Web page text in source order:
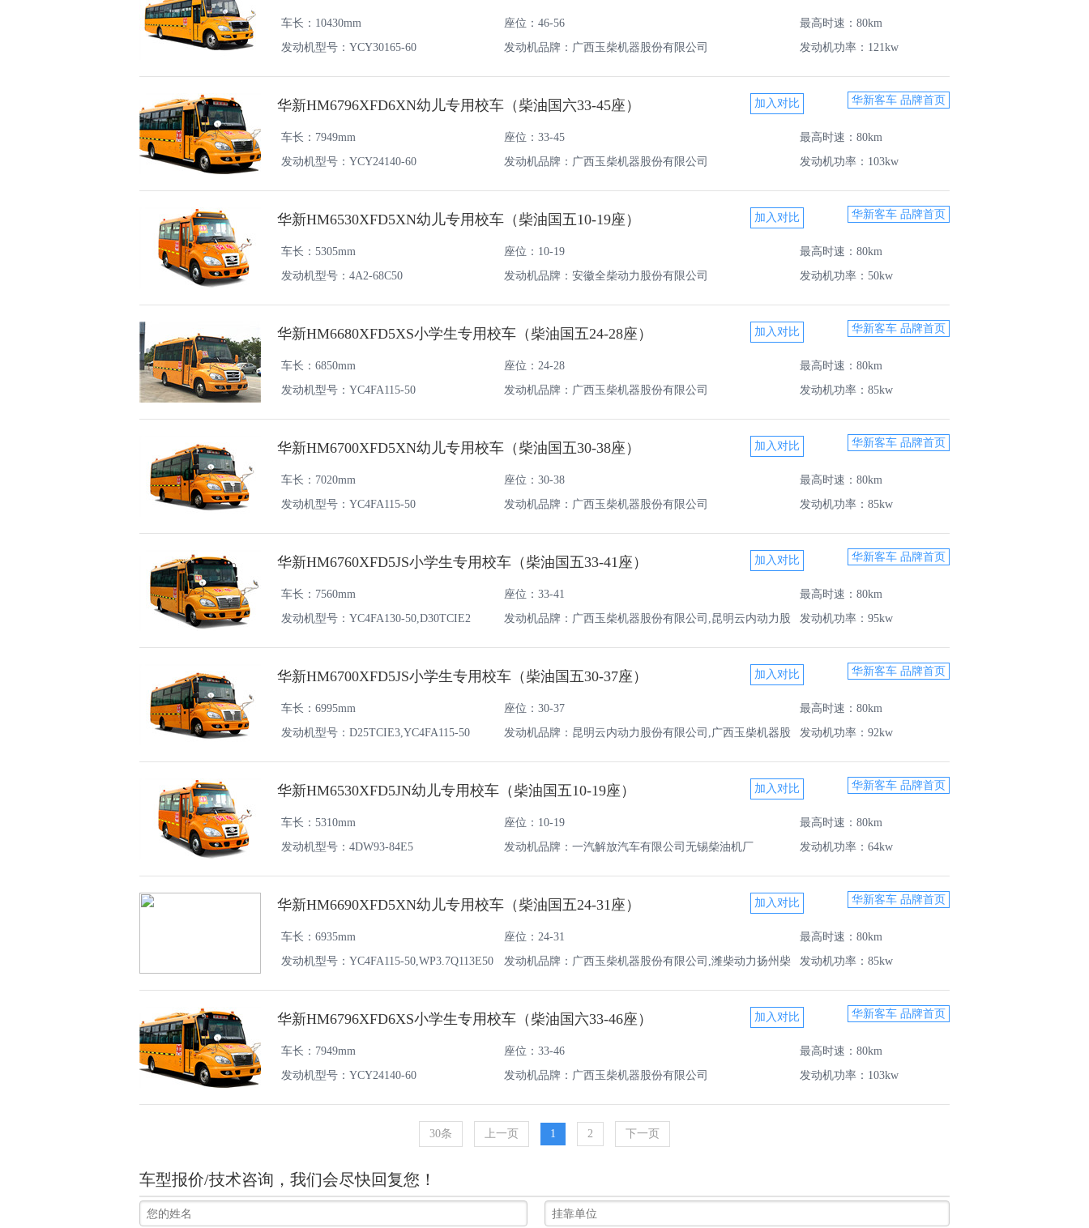
车长：10430mm 座位：46-56
最高时速：80km
发动机型号：YCY30165-60
发动机品牌：广西玉柴机器股份有限公司 发动机功率：121kw
华新HM6796XFD6XN幼儿专用校车（柴油国六33-45座）
车长：7949mm 座位：33-45
最高时速：80km
发动机型号：YCY24140-60
发动机品牌：广西玉柴机器股份有限公司 发动机功率：103kw
华新客车 品牌首页
华新HM6530XFD5XN幼儿专用校车（柴油国五10-19座）
车长：5305mm 座位：10-19
最高时速：80km
发动机型号：4A2-68C50
发动机品牌：安徽全柴动力股份有限公司 发动机功率：50kw
华新客车 品牌首页
华新HM6680XFD5XS小学生专用校车（柴油国五24-28座）
车长：6850mm 座位：24-28
最高时速：80km
发动机型号：YC4FA115-50
发动机品牌：广西玉柴机器股份有限公司 发动机功率：85kw
华新客车 品牌首页
华新HM6700XFD5XN幼儿专用校车（柴油国五30-38座）
车长：7020mm 座位：30-38
最高时速：80km
发动机型号：YC4FA115-50
发动机品牌：广西玉柴机器股份有限公司 发动机功率：85kw
华新客车 品牌首页
华新HM6760XFD5JS小学生专用校车（柴油国五33-41座）
车长：7560mm 座位：33-41
最高时速：80km
发动机型号：YC4FA130-50,D30TCIE2
发动机品牌：广西玉柴机器股份有限公司,昆明云内动力股
发动机功率：95kw
华新客车 品牌首页
华新HM6700XFD5JS小学生专用校车（柴油国五30-37座）
车长：6995mm 座位：30-37
最高时速：80km
发动机型号：D25TCIE3,YC4FA115-50
发动机品牌：昆明云内动力股份有限公司,广西玉柴机器股
发动机功率：92kw
华新客车 品牌首页
华新HM6530XFD5JN幼儿专用校车（柴油国五10-19座）
车长：5310mm 座位：10-19
最高时速：80km
发动机型号：4DW93-84E5
发动机品牌：一汽解放汽车有限公司无锡柴油机厂 发动机功率：64kw
华新客车 品牌首页
华新HM6690XFD5XN幼儿专用校车（柴油国五24-31座）
车长：6935mm 座位：24-31
最高时速：80km
发动机型号：YC4FA115-50,WP3.7Q113E50
发动机品牌：广西玉柴机器股份有限公司,潍柴动力扬州柴
发动机功率：85kw
华新客车 品牌首页
华新HM6796XFD6XS小学生专用校车（柴油国六33-46座）
车长：7949mm 座位：33-46
最高时速：80km
发动机型号：YCY24140-60
发动机品牌：广西玉柴机器股份有限公司 发动机功率：103kw
华新客车 品牌首页
30条 上一页 1 2 下一页
车型报价/技术咨询，我们会尽快回复您！